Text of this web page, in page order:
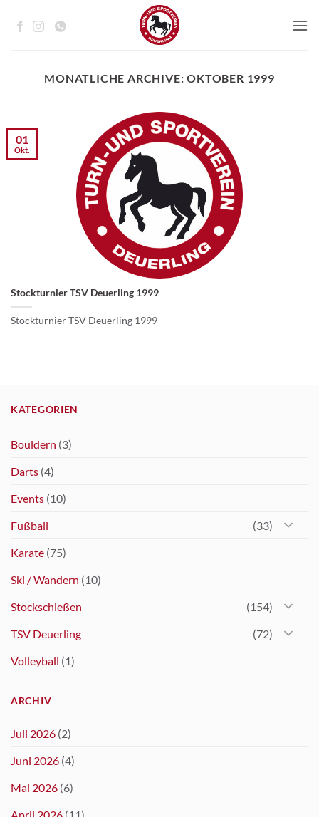
Inhalt
MONATLICHE ARCHIVE:OKTOBER 1999
Stockturnier TSV Deuerling 1999
Stockturnier TSV Deuerling 1999
01
Okt.
KATEGORIEN
Bouldern (3)
Darts (4)
Events (10)
Fußball
(33)
Karate (75)
Ski / Wandern (10)
Stockschießen
(154)
TSV Deuerling
(72)
Volleyball (1)
ARCHIV
Juli 2026 (2)
Juni 2026 (4)
Mai 2026 (6)